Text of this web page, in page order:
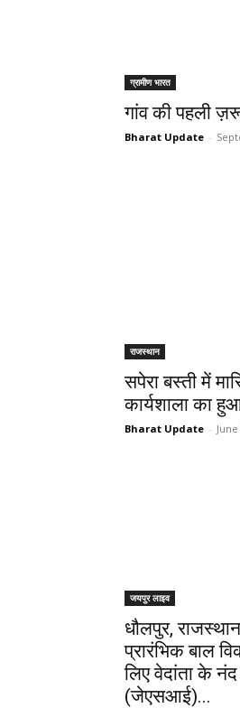
ग्रामीण भारत
गांव की पहली
Bharat Update -
राजस्थान
सपेरा बस्ती में
कार्यशाला का
Bharat Update -
जयपुर लाइव
धौलपुर,
प्रारंभिक बाल
लिए वेदांता के
(जेएसआई)...